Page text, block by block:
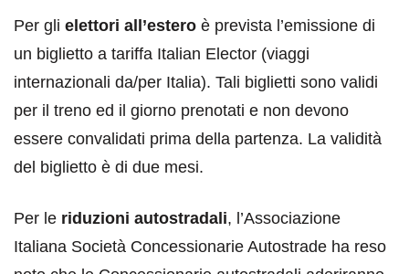
Per gli elettori all’estero è prevista l’emissione di
un biglietto a tariffa Italian Elector (viaggi
internazionali da/per Italia). Tali biglietti sono validi
per il treno ed il giorno prenotati e non devono
essere convalidati prima della partenza. La validità
del biglietto è di due mesi.
Per le riduzioni autostradali, l’Associazione
Italiana Società Concessionarie Autostrade ha reso